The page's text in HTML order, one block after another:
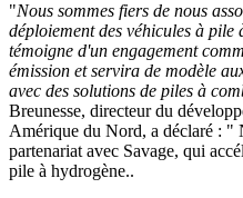
"Nous sommes fiers de nous
déploiement des véhicules à pile
témoigne d'un engagement
émission et servira de modèle
avec des solutions de piles à
Breunesse, directeur du
Amérique du Nord, a déclaré : "
partenariat avec Savage, qui
pile à hydrogène..